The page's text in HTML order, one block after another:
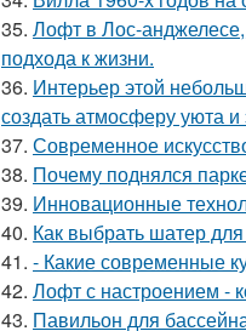
35. Лофт в Лос-анджелесе,
подхода к жизни.
36. Интерьер этой
создать атмосферу уюта и
37. Современное
38. Почему поднялся
39. Инновационные
40. Как выбрать шатер
41. - Какие современные
42. Лофт с настроением -
43. Павильон для